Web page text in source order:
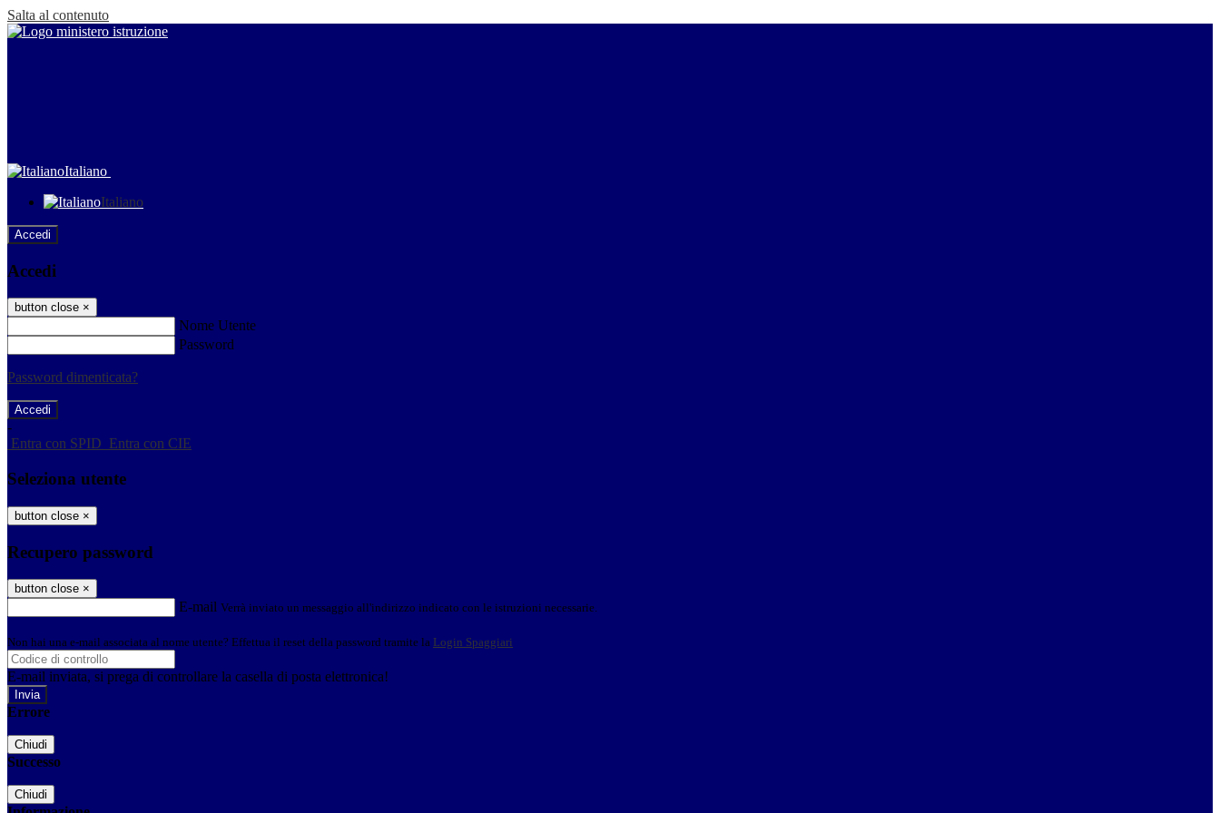
Salta al contenuto
Italiano
Italiano
Accedi
Accedi
button close ×
Nome Utente
Password
Password dimenticata?
-
Entra con SPID Entra con CIE
Seleziona utente
button close ×
Recupero password
button close ×
E-mail Verrà inviato un messaggio all'indirizzo indicato con le istruzioni necessarie.
Non hai una e-mail associata al nome utente? Effettua il reset della password tramite la Login Spaggiari
E-mail inviata, si prega di controllare la casella di posta elettronica!
Errore
Chiudi
Successo
Chiudi